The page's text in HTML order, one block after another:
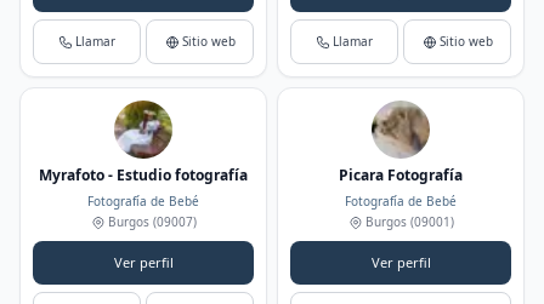
Llamar Sitio web Llamar Sitio web
Myrafoto - Estudio fotografía
Fotografía de Bebé
Burgos(09007)
Ver perfil
Picara Fotografía
Fotografía de Bebé
Burgos(09001)
Ver perfil